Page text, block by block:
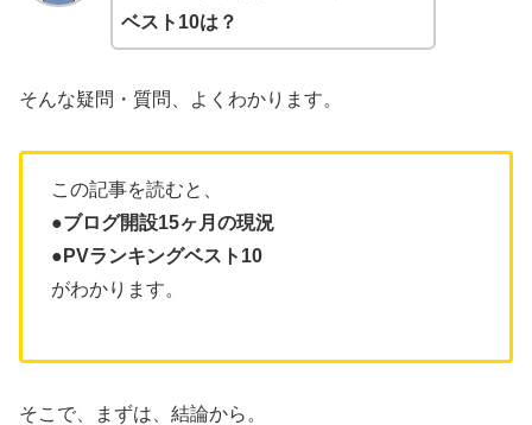
ベスト10は？
そんな疑問・質問、よくわかります。
この記事を読むと、
●ブログ開設15ヶ月の現況
●PVランキングベスト10
がわかります。
そこで、まずは、結論から。